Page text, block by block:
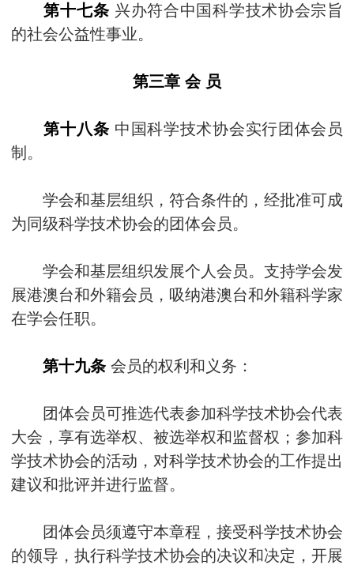
第十七条 兴办符合中国科学技术协会宗旨
的社会公益性事业。
第三章 会 员
第十八条 中国科学技术协会实行团体会员
制。
学会和基层组织，符合条件的，经批准可成
为同级科学技术协会的团体会员。
学会和基层组织发展个人会员。支持学会发
展港澳台和外籍会员，吸纳港澳台和外籍科学家
在学会任职。
第十九条 会员的权利和义务：
团体会员可推选代表参加科学技术协会代表
大会，享有选举权、被选举权和监督权；参加科
学技术协会的活动，对科学技术协会的工作提出
建议和批评并进行监督。
团体会员须遵守本章程，接受科学技术协会
的领导，执行科学技术协会的决议和决定，开展